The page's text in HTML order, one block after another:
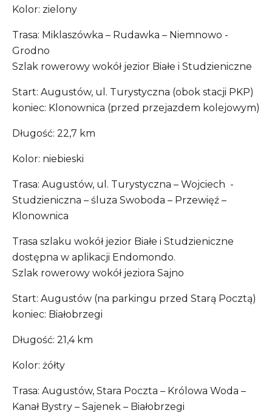
Kolor: zielony
Trasa: Miklaszówka – Rudawka – Niemnowo -
Grodno
Szlak rowerowy wokół jezior Białe i Studzieniczne
Start: Augustów, ul. Turystyczna (obok stacji PKP)
koniec: Klonownica (przed przejazdem kolejowym)
Długość: 22,7 km
Kolor: niebieski
Trasa: Augustów, ul. Turystyczna – Wojciech -
Studzieniczna – śluza Swoboda – Przewięź –
Klonownica
Trasa szlaku wokół jezior Białe i Studzieniczne
dostępna w aplikacji Endomondo.
Szlak rowerowy wokół jeziora Sajno
Start: Augustów (na parkingu przed Starą Pocztą)
koniec: Białobrzegi
Długość: 21,4 km
Kolor: żółty
Trasa: Augustów, Stara Poczta – Królowa Woda –
Kanał Bystry – Sajenek – Białobrzegi